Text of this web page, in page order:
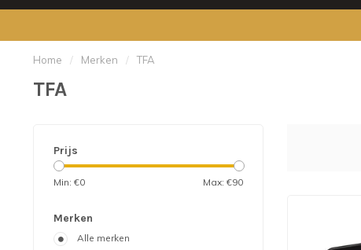
Home / Merken / TFA
TFA
Prijs
Min: €0 Max: €90
Merken
Alle merken